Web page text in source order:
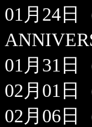
01月24日
01月31日
02月01日
02月06日